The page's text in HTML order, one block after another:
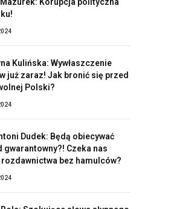
Kulińska: Wywłaszczenie
już zaraz! Jak bronić się przed
Polski?
Dudek: Będą obiecywać
gwarantowny?! Czeka nas
bez hamulców?